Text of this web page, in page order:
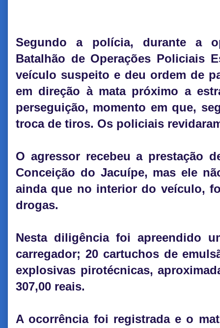
Segundo a polícia, durante a
Batalhão de Operações Policiais
veículo suspeito e deu ordem de
em direção à mata próximo a
perseguição, momento em que,
troca de tiros. Os policiais
O agressor recebeu a prestação
Conceição do Jacuípe, mas ele
ainda que no interior do veículo,
drogas.
Nesta diligência foi apreendido
carregador; 20 cartuchos de
explosivas pirotécnicas,
307,00 reais.
A ocorrência foi registrada e o